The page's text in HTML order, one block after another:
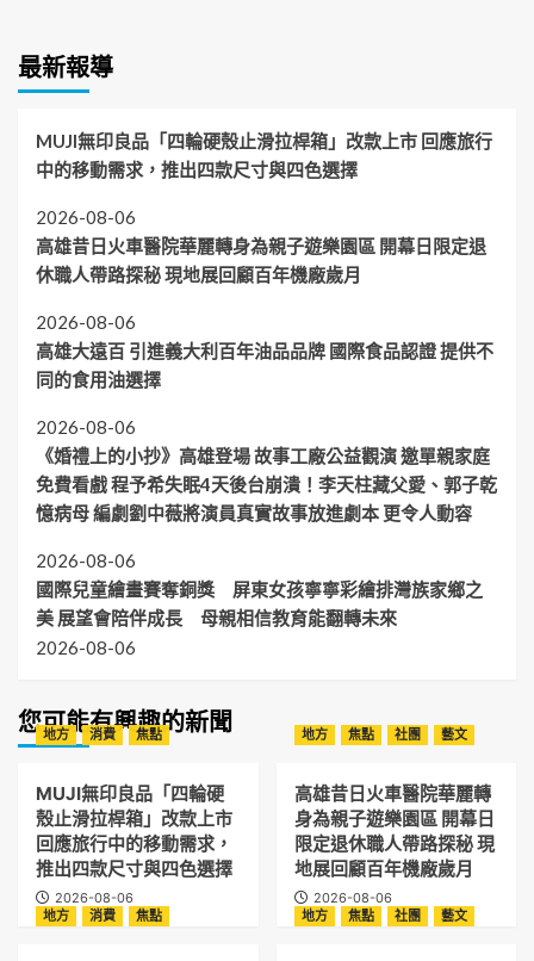
最新報導
MUJI無印良品「四輪硬殼止滑拉桿箱」改款上市 回應旅行
中的移動需求，推出四款尺寸與四色選擇
2026-08-06
高雄昔日火車醫院華麗轉身為親子遊樂園區 開幕日限定退
休職人帶路探秘 現地展回顧百年機廠歲月
2026-08-06
高雄大遠百 引進義大利百年油品品牌 國際食品認證 提供不
同的食用油選擇
2026-08-06
《婚禮上的小抄》高雄登場 故事工廠公益觀演 邀單親家庭
免費看戲 程予希失眠4天後台崩潰！李天柱藏父愛、郭子乾
憶病母 編劇劉中薇將演員真實故事放進劇本 更令人動容
2026-08-06
國際兒童繪畫賽奪銅獎 屏東女孩寧寧彩繪排灣族家鄉之
美 展望會陪伴成長 母親相信教育能翻轉未來
2026-08-06
您可能有興趣的新聞
地方 消費 焦點
MUJI無印良品「四輪硬
殼止滑拉桿箱」改款上市
回應旅行中的移動需求，
推出四款尺寸與四色選擇
2026-08-06
地方 焦點 社團 藝文
高雄昔日火車醫院華麗轉
身為親子遊樂園區 開幕日
限定退休職人帶路探秘 現
地展回顧百年機廠歲月
2026-08-06
地方
消費 焦點 地方 焦點 社團 藝文